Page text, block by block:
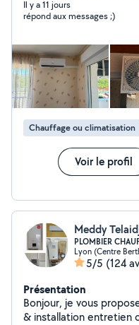
également vos
Il y a 11 jours
répond aux messages ;)
Chauffage ou climatisation
Voir le profil
Meddy
PLOMBIER
Lyon (Centre
5/5 (124
Présentation
Bonjour, je vous
& installation entretien